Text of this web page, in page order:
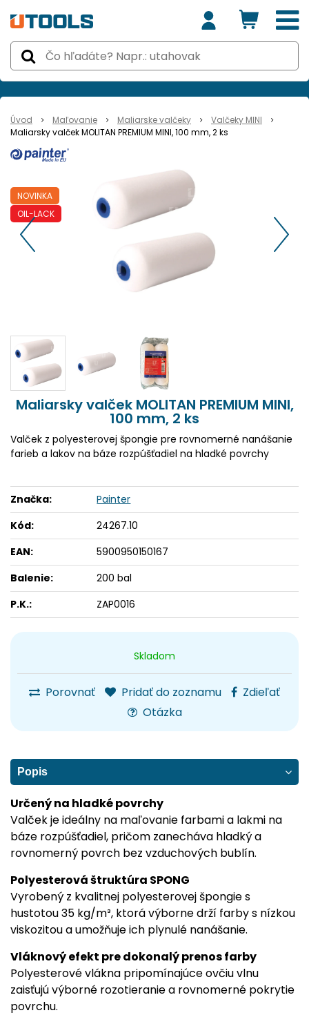
Úvod Maľovanie Maliarske valčeky
Valčeky MINI
Maliarsky valček MOLITAN PREMIUM MINI, 100 mm, 2 ks
NOVINKA
OIL-LACK
Skladom
Porovnať Pridať do zoznamu
Zdieľať
Otázka
Maliarsky valček MOLITAN PREMIUM MINI,
100 mm, 2 ks
Valček z polyesterovej špongie pre rovnomerné nanášanie
farieb a lakov na báze rozpúšťadiel na hladké povrchy
Značka:
Painter
Kód:
24267.10
EAN:
5900950150167
Balenie:
200 bal
P.K.:
ZAP0016
Popis
Určený na hladké povrchy
Valček je ideálny na maľovanie farbami a lakmi na
báze rozpúšťadiel, pričom zanecháva hladký a
rovnomerný povrch bez vzduchových bublín.
Polyesterová štruktúra SPONG
Vyrobený z kvalitnej polyesterovej špongie s
hustotou 35 kg/m³, ktorá výborne drží farby s nízkou
viskozitou a umožňuje ich plynulé nanášanie.
Vláknový efekt pre dokonalý prenos farby
Polyesterové vlákna pripomínajúce ovčiu vlnu
zaisťujú výborné rozotieranie a rovnomerné pokrytie
povrchu.